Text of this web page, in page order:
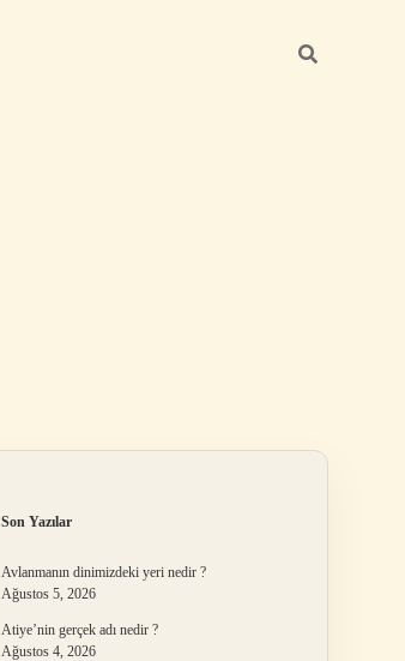
Son Yazılar
Avlanmanın dinimizdeki yeri nedir ?
Ağustos 5, 2026
Atiye’nin gerçek adı nedir ?
Ağustos 4, 2026